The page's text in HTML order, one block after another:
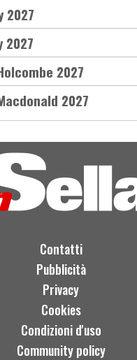
2027
2027
2027
2027
Contatti
Pubblicità
Privacy
Cookies
Condizioni d'uso
Community policy